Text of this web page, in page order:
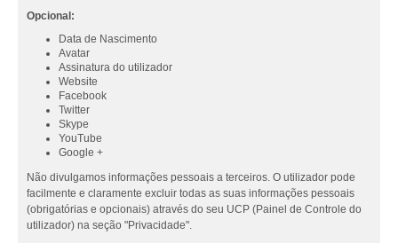
Opcional:
Data de Nascimento
Avatar
Assinatura do utilizador
Website
Facebook
Twitter
Skype
YouTube
Google +
Não divulgamos informações pessoais a terceiros. O utilizador pode
facilmente e claramente excluir todas as suas informações pessoais
(obrigatórias e opcionais) através do seu UCP (Painel de Controle do
utilizador) na seção "Privacidade".